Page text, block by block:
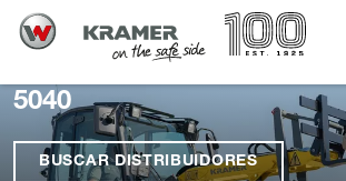
5040
BUSCAR DISTRIBUIDORES